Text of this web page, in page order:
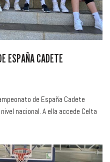
ESPAÑA CADETE
de España Cadete
nacional. A ella accede Celta